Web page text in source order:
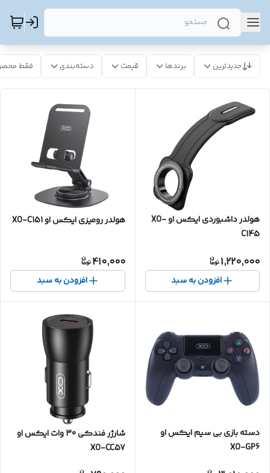
جدیدترین برندها قیمت دسته‌بندی فقط
هولدر داشبوردی ایکس او XO-
C145
1,220,000
افزودن به سبد
هولدر رومیزی ایکس او XO-C151
410,000
افزودن به سبد
دسته بازی بی سیم ایکس او
XO-GP6
شارژر فندکی 30 وات ایکس او
XO-CC57